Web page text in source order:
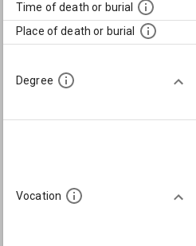
Time of death or burial
Place of death or burial
Degree
Vocation